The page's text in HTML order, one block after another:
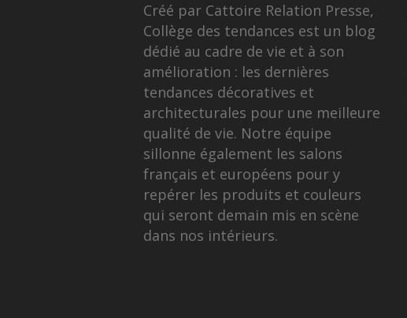
Créé par Cattoire Relation Presse,
Collège des tendances est un blog
dédié au cadre de vie et à son
amélioration : les dernières
tendances décoratives et
architecturales pour une meilleure
qualité de vie. Notre équipe
sillonne également les salons
français et européens pour y
repérer les produits et couleurs
qui seront demain mis en scène
dans nos intérieurs.